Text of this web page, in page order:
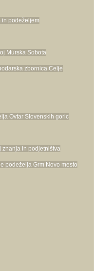
in podeželjem
Murska Sobota
zbornica Celje
Ovtar Slovenskih goric
znanja in podjetništva
podeželja Grm Novo mesto